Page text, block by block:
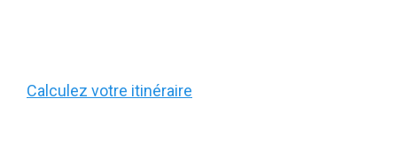
Calculez votre itinéraire